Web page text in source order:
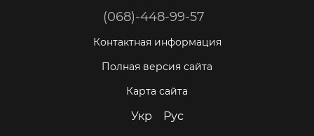
(068)-448-99-57
Контактная информация
Полная версия сайта
Карта сайта
Укр Рус